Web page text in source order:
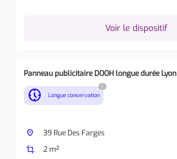
Voir le dispositif
Panneau publicitaire DOOH longue durée Lyon
nest_clock_farsight_analog Longue conservation
?
place
39 Rue Des Farges
crop
2 m²